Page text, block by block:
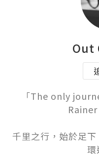
Out
「The only
千里之行，始於足下
環